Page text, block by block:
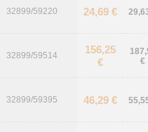
32899/59220 24,69 €
32899/59514
156,25
€
€
32899/59395 46,29 €